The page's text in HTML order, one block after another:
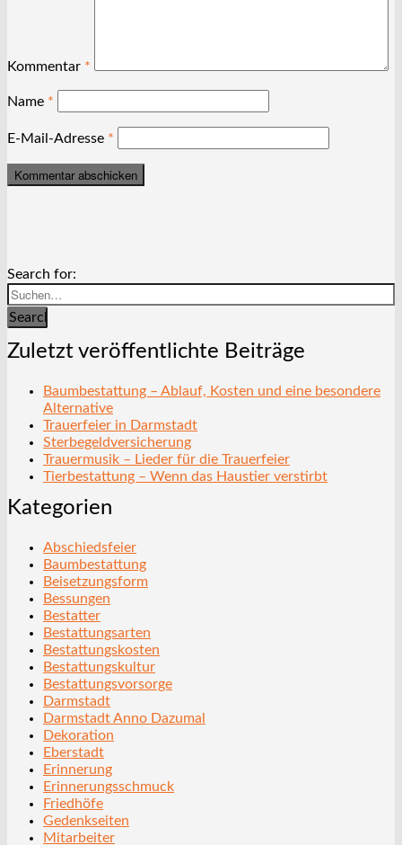
Kommentar *
Name *
E-Mail-Adresse *
Search for:
Search
Zuletzt veröffentlichte Beiträge
Baumbestattung – Ablauf, Kosten und eine besondere
Alternative
Trauerfeier in Darmstadt
Sterbegeldversicherung
Trauermusik – Lieder für die Trauerfeier
Tierbestattung – Wenn das Haustier verstirbt
Kategorien
Abschiedsfeier
Baumbestattung
Beisetzungsform
Bessungen
Bestatter
Bestattungsarten
Bestattungskosten
Bestattungskultur
Bestattungsvorsorge
Darmstadt
Darmstadt Anno Dazumal
Dekoration
Eberstadt
Erinnerung
Erinnerungsschmuck
Friedhöfe
Gedenkseiten
Mitarbeiter